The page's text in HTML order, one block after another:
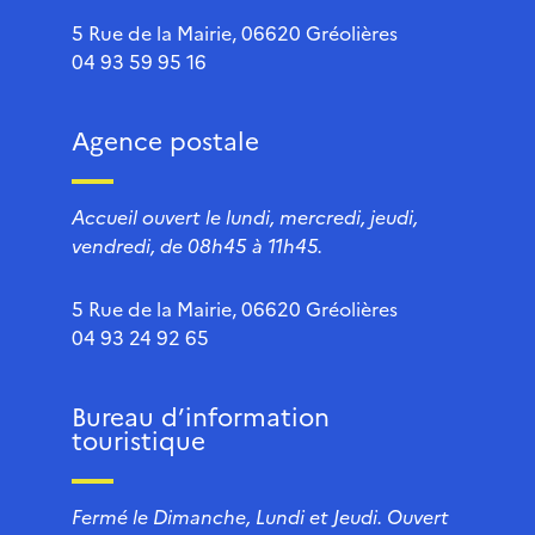
5 Rue de la Mairie, 06620 Gréolières
04 93 59 95 16
Agence postale
Accueil ouvert le lundi, mercredi, jeudi,
vendredi, de 08h45 à 11h45.
5 Rue de la Mairie, 06620 Gréolières
04 93 24 92 65
Bureau d’information
touristique
Fermé le Dimanche, Lundi et Jeudi. Ouvert